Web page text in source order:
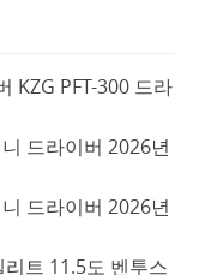
KZG PFT-300 드라
드라이버 2026년
드라이버 2026년
트 11.5도 벤투스